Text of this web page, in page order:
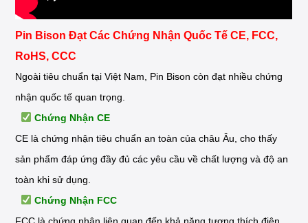
Pin Bison Đạt Các Chứng Nhận Quốc Tế CE, FCC,
RoHS, CCC
Ngoài tiêu chuẩn tại Việt Nam, Pin Bison còn đạt nhiều chứng
nhận quốc tế quan trọng.
Chứng Nhận CE
CE là chứng nhận tiêu chuẩn an toàn của châu Âu, cho thấy
sản phẩm đáp ứng đầy đủ các yêu cầu về chất lượng và độ an
toàn khi sử dụng.
Chứng Nhận FCC
FCC là chứng nhận liên quan đến khả năng tương thích điện